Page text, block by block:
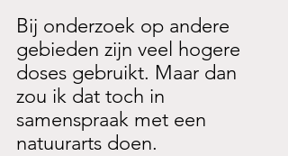
Bij onderzoek op andere
gebieden zijn veel hogere
doses gebruikt. Maar dan
zou ik dat toch in
samenspraak met een
natuurarts doen.